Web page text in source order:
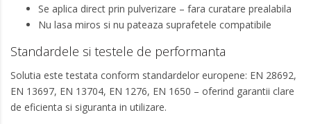
Se aplica direct prin pulverizare – fara curatare prealabila
Nu lasa miros si nu pateaza suprafetele compatibile
Standardele si testele de performanta
Solutia este testata conform standardelor europene: EN 28692,
EN 13697, EN 13704, EN 1276, EN 1650 – oferind garantii clare
de eficienta si siguranta in utilizare.